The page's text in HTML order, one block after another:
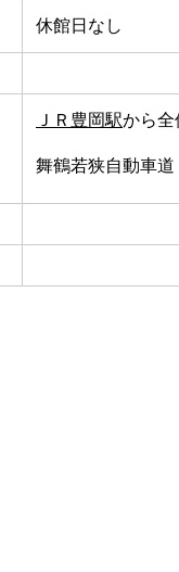
休館日なし
ＪＲ豊岡駅から全
舞鶴若狭自動車